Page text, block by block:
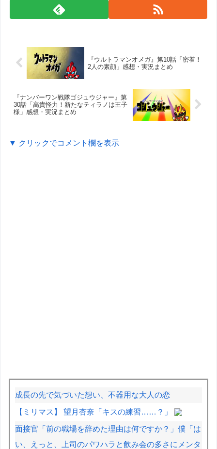
『ウルトラマンオメガ』第10話「密着！
2人の素顔」感想・実況まとめ
『ナンバーワン戦隊ゴジュウジャー』第
30話「高貴怪力！新たなティラノは王子
様」感想・実況まとめ
▼ クリックでコメント欄を表示
成長の先で気づいた想い、不器用な大人の恋
【ミリマス】 望月杏奈「キスの練習……？」
面接官「前の職場を辞めた理由は何ですか？」僕「は
い、えっと、上司のパワハラと飲み会の多さにメンタ